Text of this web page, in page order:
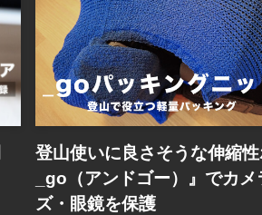
登山使いに良さそうな伸縮
_go（アンドゴー）』でカ
ズ・眼鏡を保護